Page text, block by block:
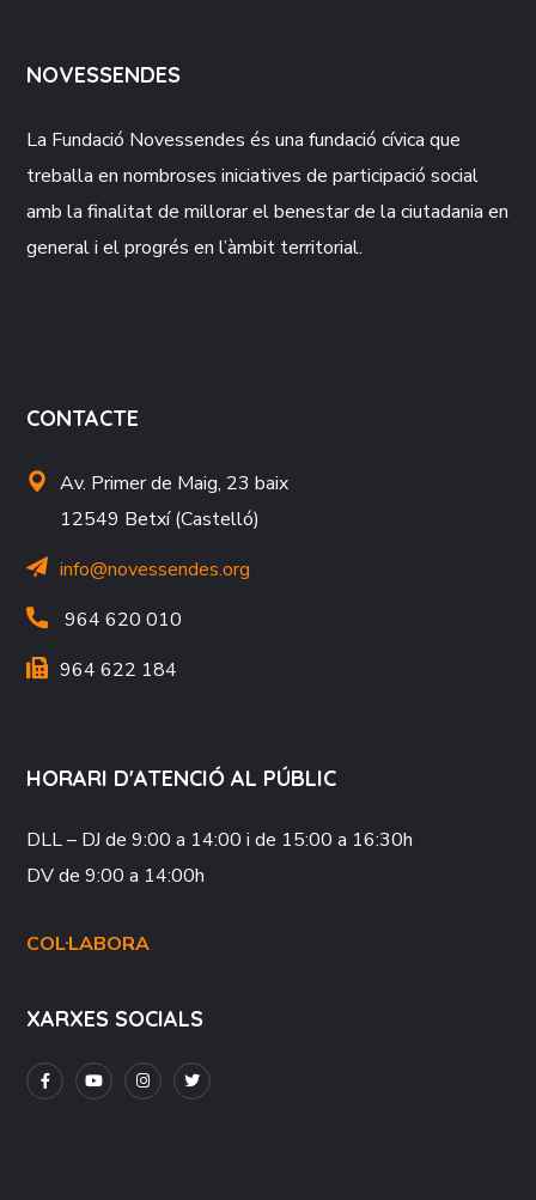
NOVESSENDES
La Fundació Novessendes és una fundació cívica que
treballa en nombroses iniciatives de participació social
amb la finalitat de millorar el benestar de la ciutadania en
general i el progrés en l’àmbit territorial.
CONTACTE
Av. Primer de Maig, 23 baix
12549 Betxí (Castelló)
info@novessendes.org
964 620 010
964 622 184
HORARI D'ATENCIÓ AL PÚBLIC
DLL – DJde 9:00 a 14:00 i de 15:00 a 16:30h
DVde 9:00 a 14:00h
COL·LABORA
XARXES SOCIALS